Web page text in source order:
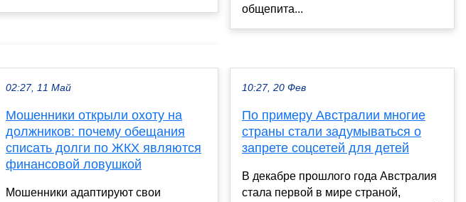
общепита...
02:27, 11 Май
Мошенники открыли охоту на
должников: почему обещания
списать долги по ЖКХ являются
финансовой ловушкой
Мошенники адаптируют свои
10:27, 20 Фев
По примеру Австралии многие
страны стали задумываться о
запрете соцсетей для детей
В декабре прошлого года Австралия
стала первой в мире страной,